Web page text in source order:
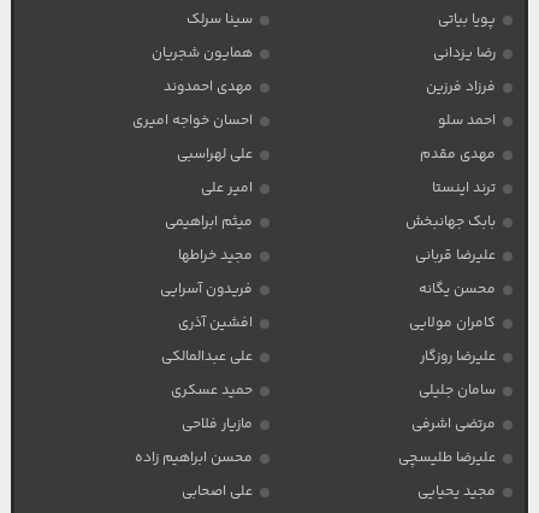
پویا بیاتی
سینا سرلک
رضا یزدانی
همایون شجریان
فرزاد فرزین
مهدی احمدوند
احمد سلو
احسان خواجه امیری
مهدی مقدم
علی لهراسبی
ترند اینستا
امیر علی
بابک جهانبخش
میثم ابراهیمی
علیرضا قربانی
مجید خراطها
محسن یگانه
فریدون آسرایی
کامران مولایی
افشین آذری
علیرضا روزگار
علی عبدالمالکی
سامان جلیلی
حمید عسکری
مرتضی اشرفی
مازیار فلاحی
علیرضا طلیسچی
محسن ابراهیم زاده
مجید یحیایی
علی اصحابی